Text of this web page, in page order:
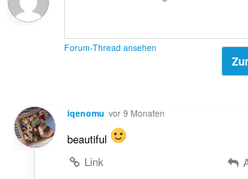
g
e
n
Forum-Thread ansehen
iqenomu vor 9 Monaten
beautiful
Link